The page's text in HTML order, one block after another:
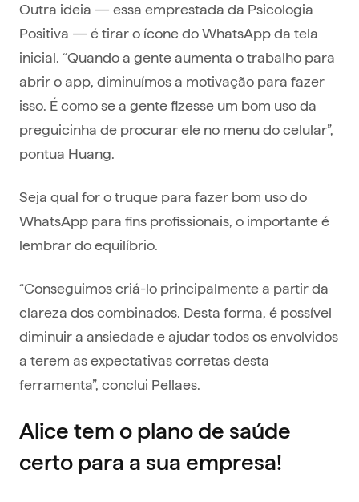
Outra ideia — essa emprestada da Psicologia
Positiva — é tirar o ícone do WhatsApp da tela
inicial. “Quando a gente aumenta o trabalho para
abrir o app, diminuímos a motivação para fazer
isso. É como se a gente fizesse um bom uso da
preguicinha de procurar ele no menu do celular”,
pontua Huang.
Seja qual for o truque para fazer bom uso do
WhatsApp para fins profissionais, o importante é
lembrar do equilíbrio.
“Conseguimos criá-lo principalmente a partir da
clareza dos combinados. Desta forma, é possível
diminuir a ansiedade e ajudar todos os envolvidos
a terem as expectativas corretas desta
ferramenta”, conclui Pellaes.
Alice tem o plano de saúde
certo para a sua empresa!